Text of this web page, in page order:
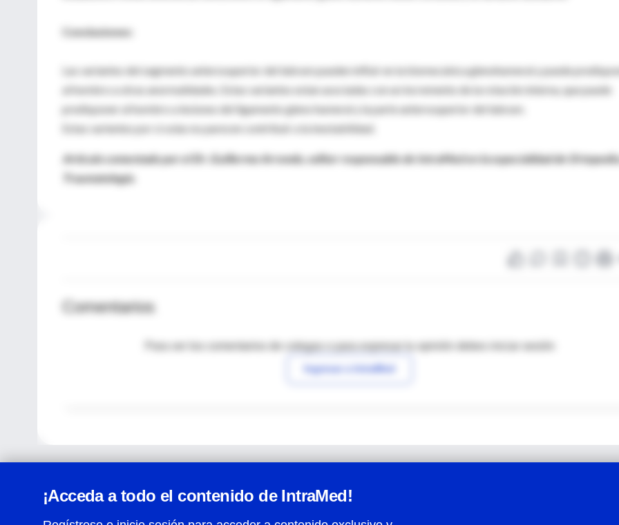
Conclusiones:
Las variantes del segmento anterosuperior del labrum pueden influir en la biomecánica glenohumeral y puede
al hombro a otras anormalidades. Estas variantes estan asociadas con un incremento de la rotación interna, que puede
predisponer al hombro a lesiones del ligamento gleno humeral y la parte anterosuperior del labrum.
Estas varientes por si solas no parecen contribuir a la inestabilidad.
Artículo comentado por el Dr. Guillermo Arrondo, editor responsable de IntraMed en la especialidad de Ortopedia
Traumatología.
Comentarios
Para ver los comentarios de colegas o para expresar tu opinión debes iniciar sesión
Ingresar a IntraMed
¡Acceda a todo el contenido de IntraMed!